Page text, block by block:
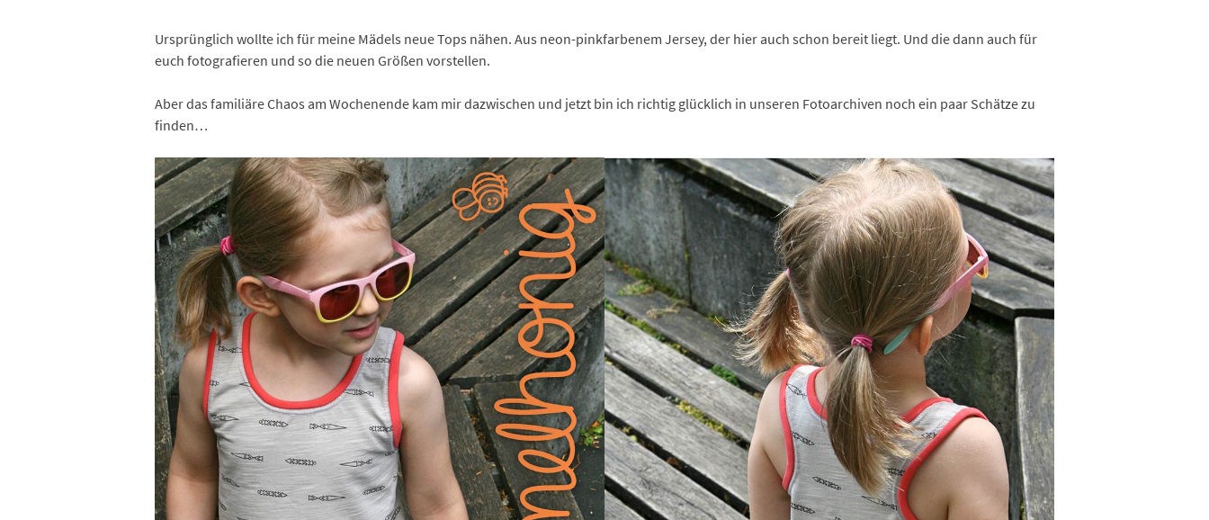
Ursprünglich wollte ich für meine Mädels neue Tops nähen. Aus neon-pinkfarbenem Jersey, der hier auch schon bereit liegt. Und die dann auch für
euch fotografieren und so die neuen Größen vorstellen.
Aber das familiäre Chaos am Wochenende kam mir dazwischen und jetzt bin ich richtig glücklich in unseren Fotoarchiven noch ein paar Schätze zu
finden…